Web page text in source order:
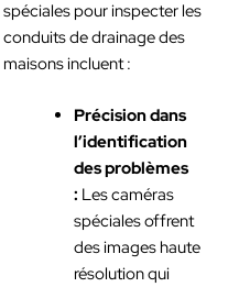
spéciales pour inspecter les
conduits de drainage des
maisons incluent :
Précision dans
l’identification
des problèmes
: Les caméras
spéciales offrent
des images haute
résolution qui